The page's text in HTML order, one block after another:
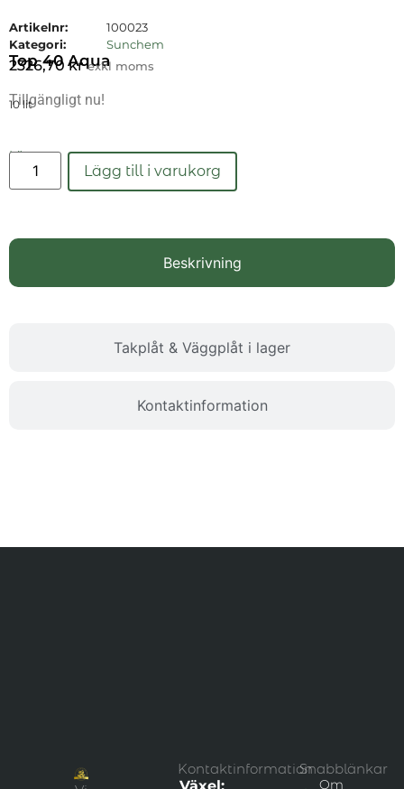
Artikelnr:
100023
Kategori:
Sunchem
Top 40 Aqua
2326,70kr exkl moms
Tillgängligt nu!
10 lit
Läs mer
Lägg till i varukorg
Beskrivning
Takplåt & Väggplåt i lager
Kontaktinformation
Kontaktinformation
Växel:
Snabblänkar
Om